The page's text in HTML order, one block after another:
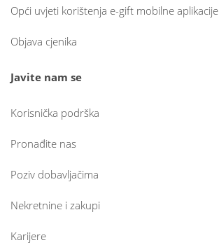
Opći uvjeti korištenja e-gift mobilne aplikacije
Objava cjenika
Javite nam se
Korisnička podrška
Pronađite nas
Poziv dobavljačima
Nekretnine i zakupi
Karijere